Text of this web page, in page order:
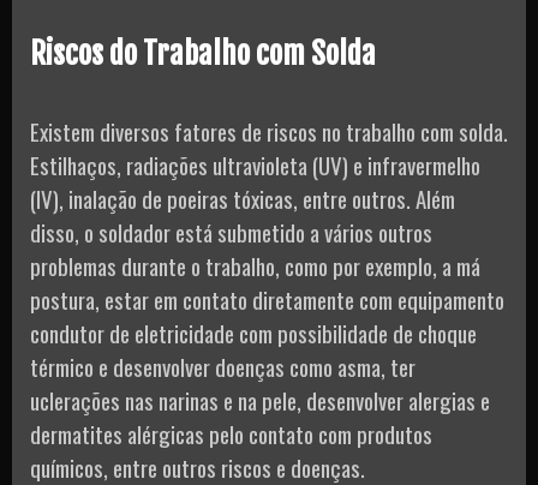
Riscos do Trabalho com Solda
Existem diversos fatores de riscos no trabalho com solda.
Estilhaços, radiações ultravioleta (UV) e infravermelho
(IV), inalação de poeiras tóxicas, entre outros. Além
disso, o soldador está submetido a vários outros
problemas durante o trabalho, como por exemplo, a má
postura, estar em contato diretamente com equipamento
condutor de eletricidade com possibilidade de choque
térmico e desenvolver doenças como asma, ter
uclerações nas narinas e na pele, desenvolver alergias e
dermatites alérgicas pelo contato com produtos
químicos, entre outros riscos e doenças.